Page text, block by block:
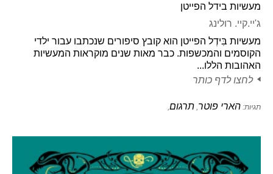
מעשיות בידל הפייטן
ג'יי.קיי. רולינג
מעשיות בִּידְל הפייטן הוא קובץ סיפורים שנכתבו עבור ילדי
הקוסמים והמכשפות. כבר מאות שנים מוקראות המעשיות
האהובות הללו...
לחצו לדף כותר
תגיות: הארי פוטר תרגום